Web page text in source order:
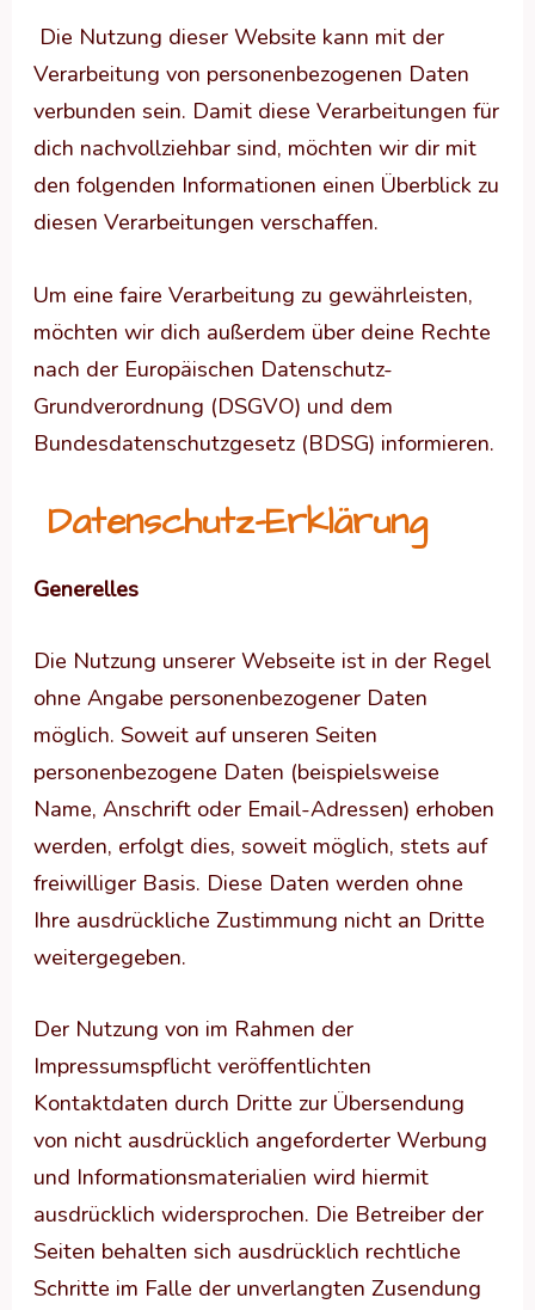
Die Nutzung dieser Website kann mit der
Verarbeitung von personenbezogenen Daten
verbunden sein. Damit diese Verarbeitungen für
dich nachvollziehbar sind, möchten wir dir mit
den folgenden Informationen einen Überblick zu
diesen Verarbeitungen verschaffen.
Um eine faire Verarbeitung zu gewährleisten,
möchten wir dich außerdem über deine Rechte
nach der Europäischen Datenschutz-
Grundverordnung (DSGVO) und dem
Bundesdatenschutzgesetz (BDSG) informieren.
Datenschutz-Erklärung
Generelles
Die Nutzung unserer Webseite ist in der Regel
ohne Angabe personenbezogener Daten
möglich. Soweit auf unseren Seiten
personenbezogene Daten (beispielsweise
Name, Anschrift oder Email-Adressen) erhoben
werden, erfolgt dies, soweit möglich, stets auf
freiwilliger Basis. Diese Daten werden ohne
Ihre ausdrückliche Zustimmung nicht an Dritte
weitergegeben.
Der Nutzung von im Rahmen der
Impressumspflicht veröffentlichten
Kontaktdaten durch Dritte zur Übersendung
von nicht ausdrücklich angeforderter Werbung
und Informationsmaterialien wird hiermit
ausdrücklich widersprochen. Die Betreiber der
Seiten behalten sich ausdrücklich rechtliche
Schritte im Falle der unverlangten Zusendung